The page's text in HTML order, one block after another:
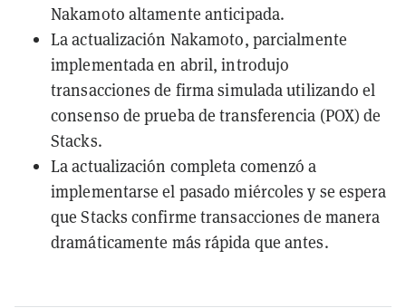
Nakamoto altamente anticipada.
La actualización Nakamoto, parcialmente
implementada en abril, introdujo
transacciones de firma simulada utilizando el
consenso de prueba de transferencia (POX) de
Stacks.
La actualización completa comenzó a
implementarse el pasado miércoles y se espera
que Stacks confirme transacciones de manera
dramáticamente más rápida que antes.